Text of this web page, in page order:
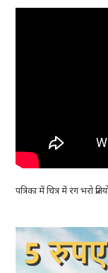
पत्रिका में चित्र में रंग भरो